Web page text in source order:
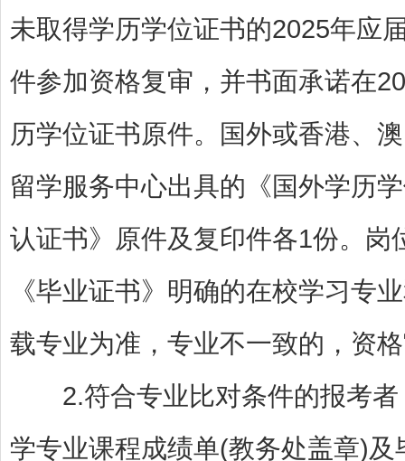
未取得学历学位证书的2025年应
件参加资格复审，并书面承诺在
历学位证书原件。国外或香港、
留学服务中心出具的《国外学历
认证书》原件及复印件各1份。
《毕业证书》明确的在校学习专
载专业为准，专业不一致的，资
2.符合专业比对条件的报考者
学专业课程成绩单(教务处盖章)